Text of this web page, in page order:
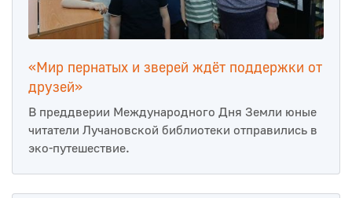
«Мир пернатых и зверей ждёт поддержки от
друзей»
В преддверии Международного Дня Земли юные
читатели Лучановской библиотеки отправились в
эко-путешествие.